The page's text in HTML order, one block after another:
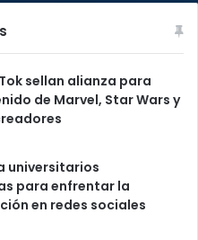
sellan alianza para
de Marvel, Star Wars y
universitarios
para enfrentar la
en redes sociales